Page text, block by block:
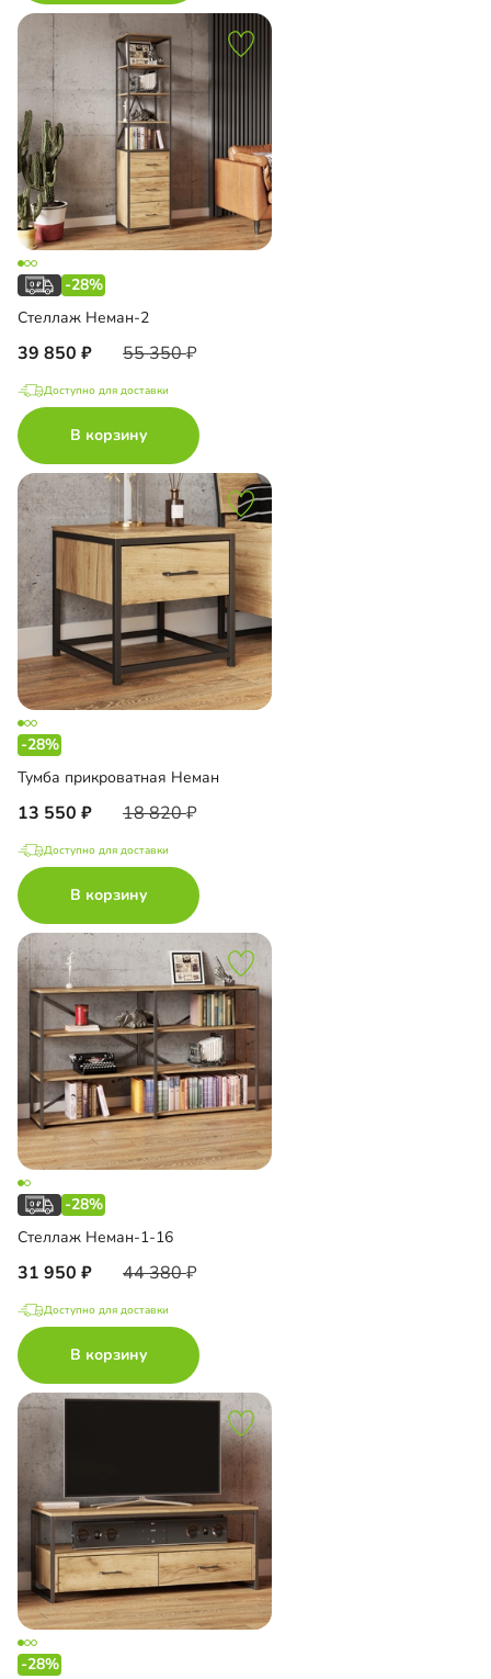
-28%
Стеллаж Неман-2
39 850 55 350
Доступно для доставки
В корзину
-28%
Тумба прикроватная Неман
13 550 18 820
Доступно для доставки
В корзину
-28%
Стеллаж Неман-1-16
31 950 44 380
Доступно для доставки
В корзину
-28%